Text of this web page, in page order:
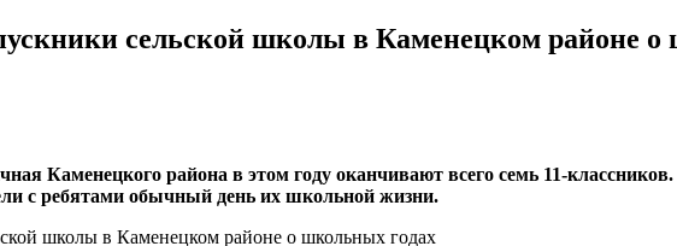
сельской школы в Каменецком районе о
Каменецкого района в этом году оканчивают всего семь 11-
с ребятами обычный день их школьной жизни.